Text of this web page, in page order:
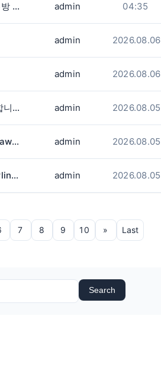
. admin 04:35
admin 2026.08.06
admin 2026.08.06
벌링턴 일식당에서 주방직원. 홀서버 구합니다. admin 2026.08.05
구인 The OWL's kimchi Korea(2480 cawthra rd)에서 함께 근무하실 풀타임 생산직원 구인합니다. admin 2026.08.05
Take-out Sushi만드실 분 구합니다(Burlington) admin 2026.08.05
7 8 9 10 » Last
Search